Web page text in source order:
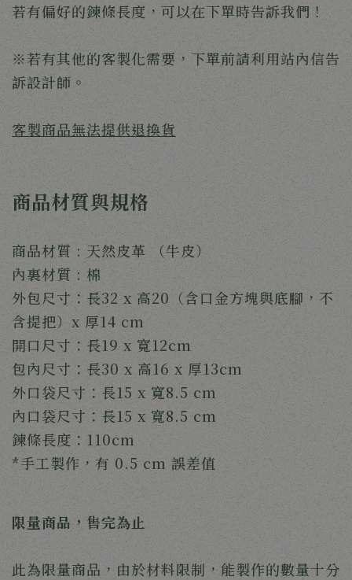
若有偏好的鍊條長度，可以在下單時告訴我們！
※若有其他的客製化需要，下單前請利用站內信告
訴設計師。
客製商品無法提供退換貨
商品材質與規格
商品材質 : 天然皮革 （牛皮）
內裏材質 : 棉
外包尺寸：長32 x 高20（含口金方塊與底腳，不
含提把）x 厚14 cm
開口尺寸：長19 x 寬12cm
包內尺寸：長30 x 高16 x 厚13cm
外口袋尺寸：長15 x 寬8.5 cm
內口袋尺寸：長15 x 寬8.5 cm
鍊條長度：110cm
*手工製作，有 0.5 cm 誤差值
限量商品，售完為止
此為限量商品，由於材料限制，能製作的數量十分